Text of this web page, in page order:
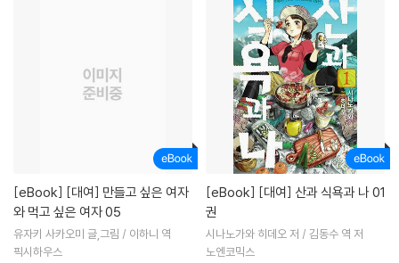
[eBook]
와 먹고 싶은 여자 05
유자키 사카오미 글,그림 / 이하니 역
픽시하우스
[eBook]
권
시나노가와 히데오 저 / 김동수 역 저
노엔코믹스